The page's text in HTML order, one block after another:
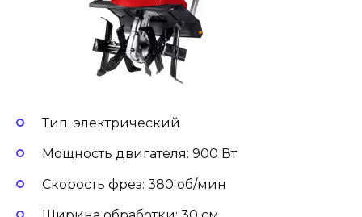
Тип: электрический
Мощность двигателя: 900 Вт
Скорость фрез: 380 об/мин